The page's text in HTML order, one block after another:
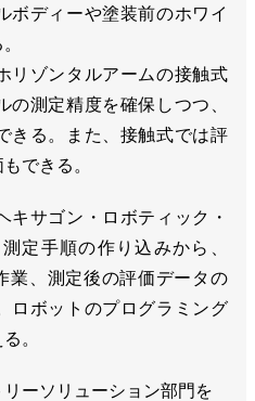
ボディーや塗装前のホワイ
ゾンタルアームの接触式
の測定精度を確保しつつ、
きる。また、接触式では評
できる。
サゴン・ロボティック・
定手順の作り込みから、
業、測定後の評価データの
ロボットのプログラミング
。
ーソリューション部門を